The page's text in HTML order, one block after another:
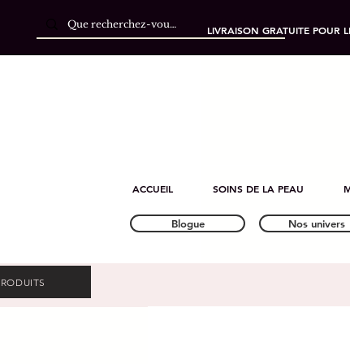
LIVRAISON GRATUITE POUR
ACCUEIL SOINS DE LA PEAU
Blogue Nos univers